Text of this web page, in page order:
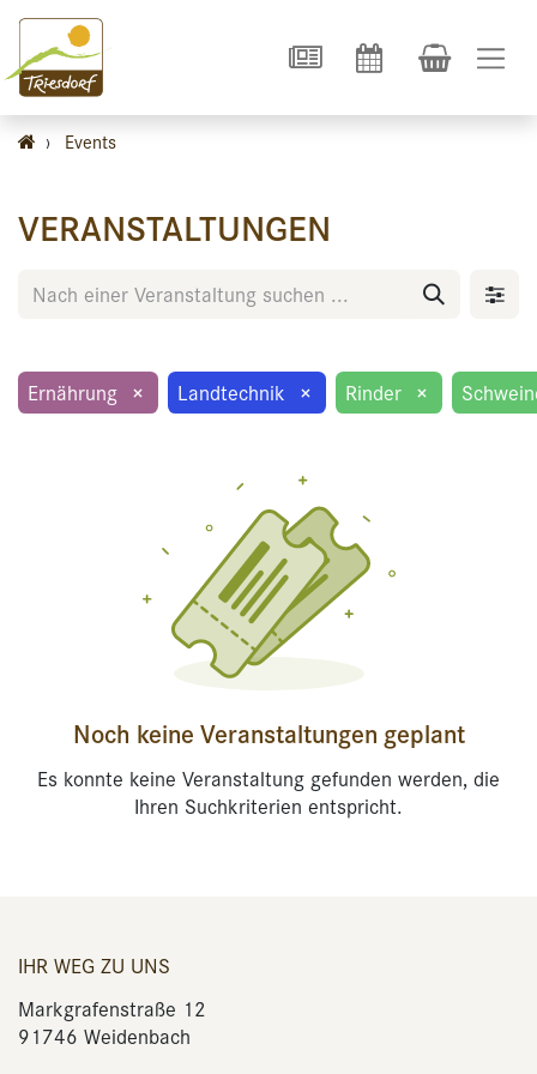
› Events
VERANSTALTUNGEN
Ernährung × Landtechnik × Rinder ×
Noch keine Veranstaltungen geplant
Es konnte keine Veranstaltung gefunden werden, die
Ihren Suchkriterien entspricht.
IHR WEG ZU UNS
Markgrafenstraße 12
91746 Weidenbach